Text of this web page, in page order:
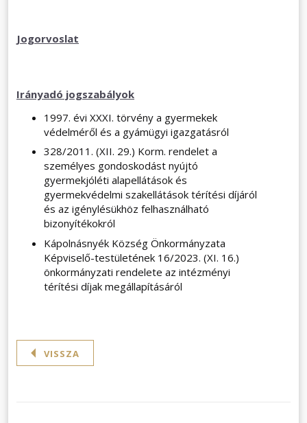
Jogorvoslat
Irányadó jogszabályok
1997. évi XXXI. törvény a gyermekek
védelméről és a gyámügyi igazgatásról
328/2011. (XII. 29.) Korm. rendelet a
személyes gondoskodást nyújtó
gyermekjóléti alapellátások és
gyermekvédelmi szakellátások térítési díjáról
és az igénylésükhöz felhasználható
bizonyítékokról
Kápolnásnyék Község Önkormányzata
Képviselő-testületének 16/2023. (XI. 16.)
önkormányzati rendelete az intézményi
térítési díjak megállapításáról
VISSZA